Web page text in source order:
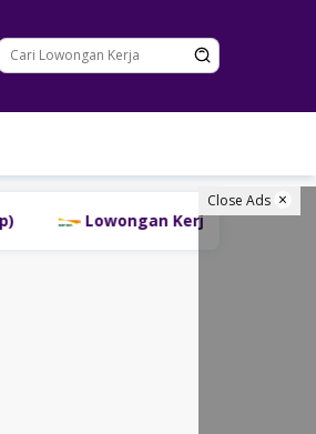
Close Ads
Lowongan Kerja PT Bank